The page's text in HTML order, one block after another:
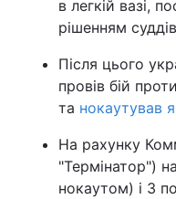
в легкій вазі,
рішенням
Після цього
провів бій
та нокаутував
На рахунку
"Термінатор")
нокаутом) і 3